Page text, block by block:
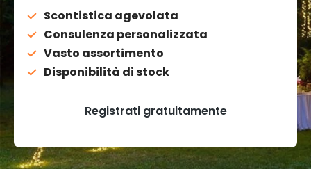
Scontistica agevolata
Consulenza personalizzata
Vasto assortimento
Disponibilità di stock
Registrati gratuitamente